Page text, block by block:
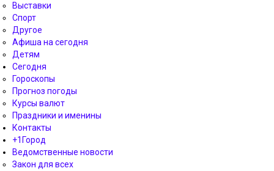
Выставки
Спорт
Другое
Афиша на сегодня
Детям
Сегодня
Гороскопы
Прогноз погоды
Курсы валют
Праздники и именины
Контакты
+1Город
Ведомственные новости
Закон для всех